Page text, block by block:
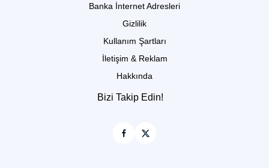
Banka İnternet Adresleri
Gizlilik
Kullanım Şartları
İletişim & Reklam
Hakkında
Bizi Takip Edin!